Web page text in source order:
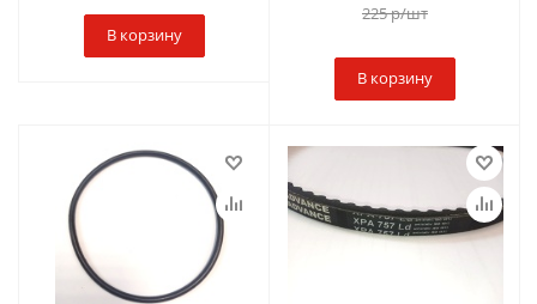
В корзину
225р/шт
В корзину